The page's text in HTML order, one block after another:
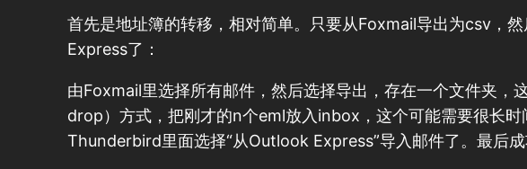
首先是地址簿的转移，相对简单。只要从Foxmail导出为csv，
Express了：
由Foxmail里选择所有邮件，然后选择导出，存在一个文件夹
drop）方式，把刚才的n个eml放入inbox，这个可能需要很长
Thunderbird里面选择“从Outlook Express”导入邮件了。最后